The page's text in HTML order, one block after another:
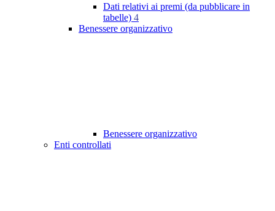
Dati relativi ai premi (da pubblicare in
tabelle) 4
Benessere organizzativo
Benessere organizzativo
Enti controllati